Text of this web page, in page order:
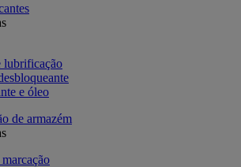
lubrificação
e óleo
de armazém